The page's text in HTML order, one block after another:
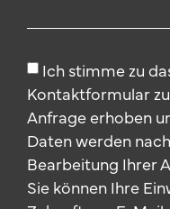
Ich stimme zu
Kontaktformular
Anfrage erhoben
Daten werden
Bearbeitung Ihrer
Sie können Ihre